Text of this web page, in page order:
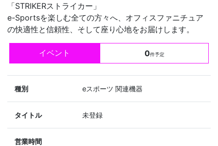
「STRIKERストライカー」
e-Sportsを楽しむ全ての方々へ、オフィスファニチュア
の快適性と信頼性、そして座り心地をお届けします。
イベント 0件予定
種別 eスポーツ 関連機器
タイトル 未登録
営業時間